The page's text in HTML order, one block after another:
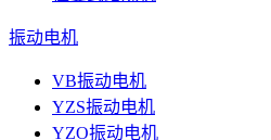
振动电机
VB振动电机
YZS振动电机
YZO振动电机